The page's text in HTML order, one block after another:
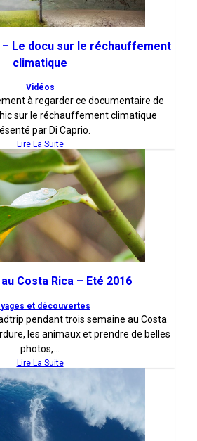
Le docu sur le réchauffement
climatique
Vidéos
à regarder ce documentaire de
sur le réchauffement climatique
par Di Caprio.
Lire La Suite
Costa Rica – Eté 2016
et découvertes
pendant trois semaine au Costa
les animaux et prendre de belles
photos,...
Lire La Suite